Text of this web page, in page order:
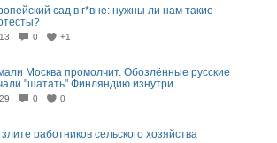
сад в г*вне: нужны ли нам такие
13 0 +1
Москва промолчит. Обозлённые русские
"шатать" Финляндию изнутри
29 0 0
работников сельского хозяйства